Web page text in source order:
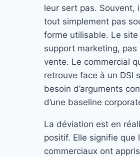
leur sert pas. Souvent,
tout simplement pas
forme utilisable. Le
support marketing, pas
vente. Le commercial
retrouve face à un DSI
besoin d’arguments
d’une baseline
La déviation est en
positif. Elle signifie que
commerciaux ont